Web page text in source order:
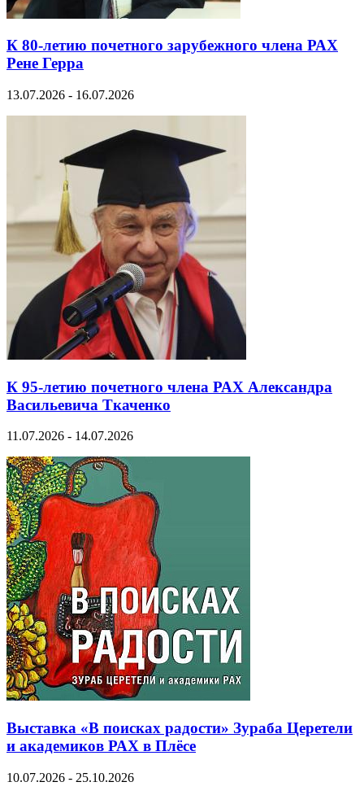
К 80-летию почетного зарубежного члена РАХ
Рене Герра
13.07.2026 - 16.07.2026
К 95-летию почетного члена РАХ Александра
Васильевича Ткаченко
11.07.2026 - 14.07.2026
Выставка «В поисках радости» Зураба Церетели
и академиков РАХ в Плёсе
10.07.2026 - 25.10.2026